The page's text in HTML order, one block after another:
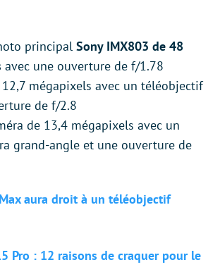
principal Sony IMX803 de 48
avec une ouverture de f/1.78
12,7 mégapixels avec un téléobjectif
de f/2.8
de 13,4 mégapixels avec un
grand-angle et une ouverture de
Max aura droit à un téléobjectif
Pro : 12 raisons de craquer pour le